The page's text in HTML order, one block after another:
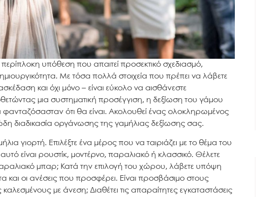
υπόθεση που απαιτεί προσεκτικό σχεδιασμό,
Με τόσα πολλά στοιχεία που πρέπει να λάβετε
και όχι μόνο – είναι εύκολο να αισθάνεστε
μια συστηματική προσέγγιση, η δεξίωση του γάμου
φανταζόσασταν ότι θα είναι. Ακολουθεί ένας ολοκληρωμένος
διαδικασία οργάνωσης της γαμήλιας δεξίωσης σας.
γιορτή. Επιλέξτε ένα μέρος που να ταιριάζει με το θέμα του
είναι ρουστίκ, μοντέρνο, παραλιακό ή κλασσικό. Θέλετε
μπαρ; Κατά την επιλογή του χώρου, λάβετε υπόψη
οι ανέσεις που προσφέρει. Είναι προσβάσιμο στους
με άνεση; Διαθέτει τις απαραίτητες εγκαταστάσεις